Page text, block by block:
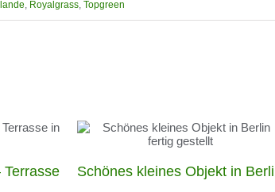
, Royalgrass, Topgreen
Terrasse
Schönes kleines Objekt in